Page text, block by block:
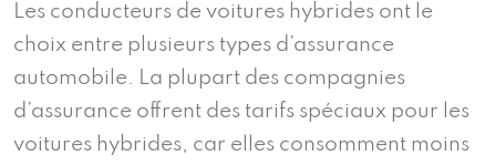
Les conducteurs de voitures hybrides ont le
choix entre plusieurs types d’assurance
automobile. La plupart des compagnies
d’assurance offrent des tarifs spéciaux pour les
voitures hybrides, car elles consomment moins